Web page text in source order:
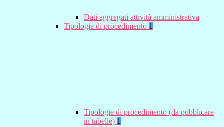
Dati aggregati attività amministrativa
Tipologie di procedimento 1
Tipologie di procedimento (da pubblicare
in tabelle) 1